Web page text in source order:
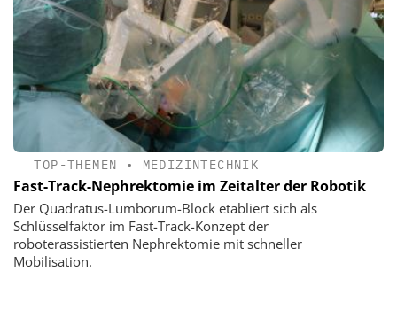
TOP-THEMEN • MEDIZINTECHNIK
Fast-Track-Nephrektomie im Zeitalter der Robotik
Der Quadratus-Lumborum-Block etabliert sich als
Schlüsselfaktor im Fast-Track-Konzept der
roboterassistierten Nephrektomie mit schneller
Mobilisation.